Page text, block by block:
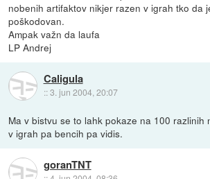
nobenih artifaktov nikjer razen v igrah tko da
poškodovan.
Ampak važn da laufa
LP Andrej
Caligula
::3. jun 2004, 20:07
Ma v bistvu se to lahk pokaze na 100 razlinih
v igrah pa bencih pa vidis.
goranTNT